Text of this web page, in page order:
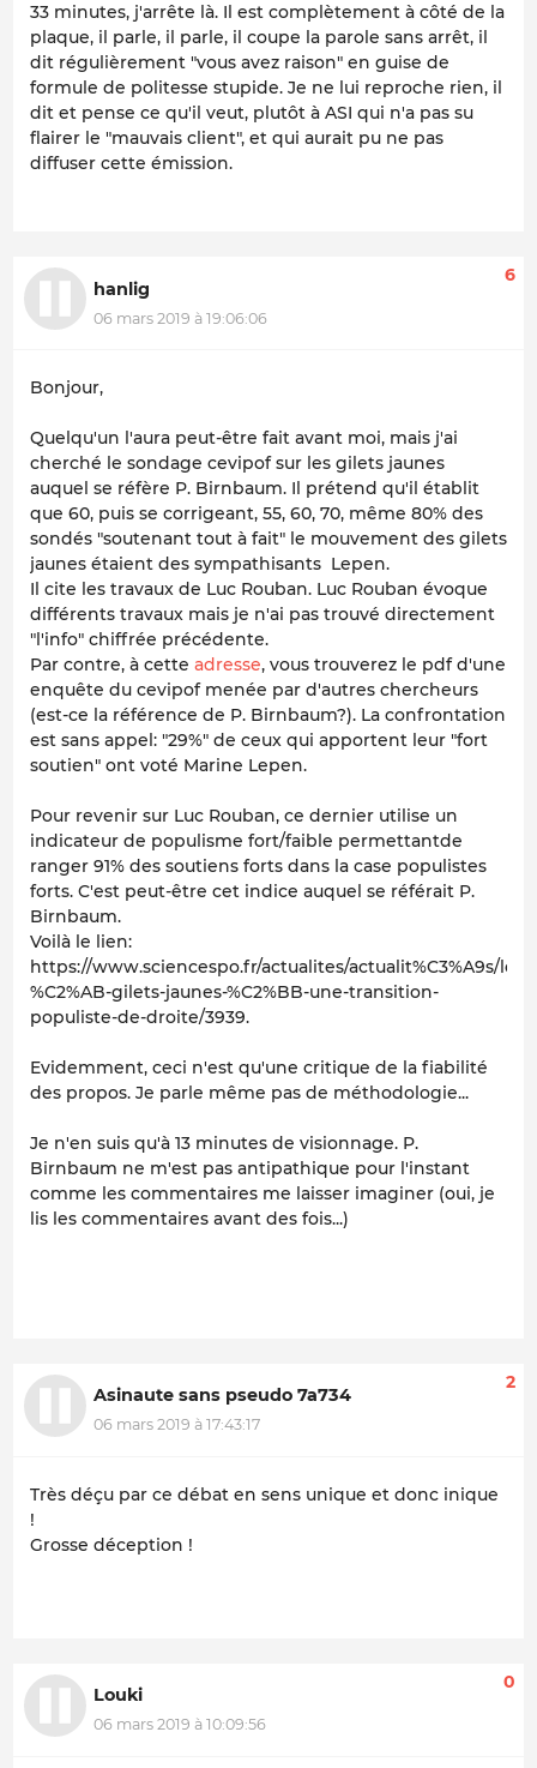
33 minutes, j'arrête là. Il est complètement à côté de la
plaque, il parle, il parle, il coupe la parole sans arrêt, il
dit régulièrement "vous avez raison" en guise de
formule de politesse stupide. Je ne lui reproche rien, il
dit et pense ce qu'il veut, plutôt à ASI qui n'a pas su
flairer le "mauvais client", et qui aurait pu ne pas
diffuser cette émission.
hanlig
06 mars 2019 à 19:06:06
6
Bonjour,
Quelqu'un l'aura peut-être fait avant moi, mais j'ai
cherché le sondage cevipof sur les gilets jaunes
auquel se réfère P. Birnbaum. Il prétend qu'il établit
que 60, puis se corrigeant, 55, 60, 70, même 80% des
sondés "soutenant tout à fait" le mouvement des gilets
jaunes étaient des sympathisants Lepen.
Il cite les travaux de Luc Rouban. Luc Rouban évoque
différents travaux mais je n'ai pas trouvé directement
"l'info" chiffrée précédente.
Par contre, à cette adresse, vous trouverez le pdf d'une
enquête du cevipof menée par d'autres chercheurs
(est-ce la référence de P. Birnbaum?). La confrontation
est sans appel: "29%" de ceux qui apportent leur "fort
soutien" ont voté Marine Lepen.
Pour revenir sur Luc Rouban, ce dernier utilise un
indicateur de populisme fort/faible permettantde
ranger 91% des soutiens forts dans la case populistes
forts. C'est peut-être cet indice auquel se référait P.
Birnbaum.
Voilà le lien:
https://www.sciencespo.fr/actualites/actualit%C3%A9s/les-
%C2%AB-gilets-jaunes-%C2%BB-une-transition-
populiste-de-droite/3939.
Evidemment, ceci n'est qu'une critique de la fiabilité
des propos. Je parle même pas de méthodologie...
Je n'en suis qu'à 13 minutes de visionnage. P.
Birnbaum ne m'est pas antipathique pour l'instant
comme les commentaires me laisser imaginer (oui, je
lis les commentaires avant des fois...)
Asinaute sans pseudo 7a734
06 mars 2019 à 17:43:17
2
Très déçu par ce débat en sens unique et donc inique
!
Grosse déception !
Louki
06 mars 2019 à 10:09:56
0